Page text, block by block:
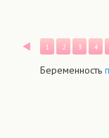
Назад
1 2 3 4
Беременность